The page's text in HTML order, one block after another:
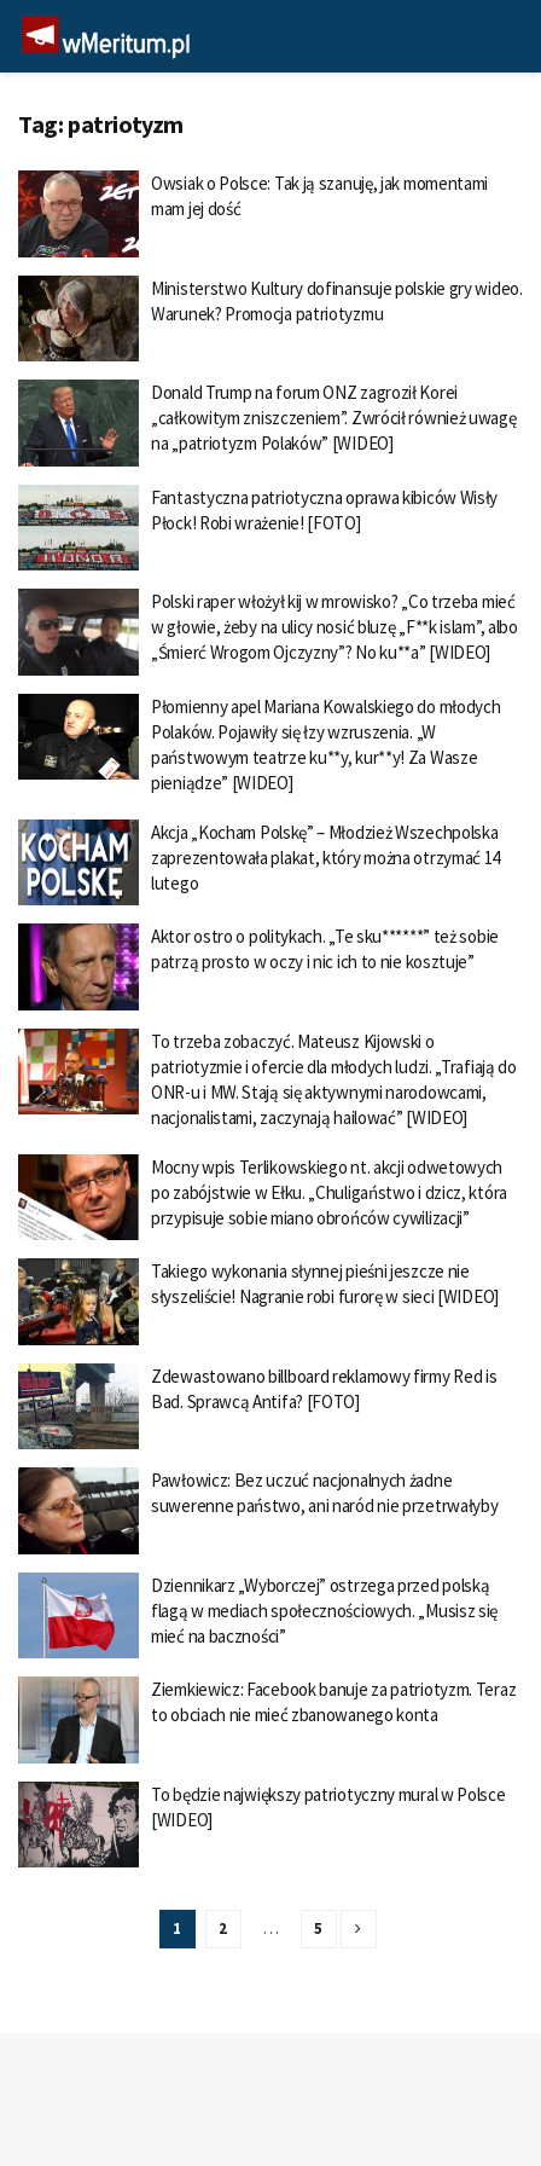
Tag: patriotyzm
Owsiak o Polsce: Tak ją szanuję, jak momentami
mam jej dość
Ministerstwo Kultury dofinansuje polskie gry wideo.
Warunek? Promocja patriotyzmu
Donald Trump na forum ONZ zagroził Korei
„całkowitym zniszczeniem”. Zwrócił również uwagę
na „patriotyzm Polaków” [WIDEO]
Fantastyczna patriotyczna oprawa kibiców Wisły
Płock! Robi wrażenie! [FOTO]
Polski raper włożył kij w mrowisko? „Co trzeba mieć
w głowie, żeby na ulicy nosić bluzę „F**k islam”, albo
„Śmierć Wrogom Ojczyzny”? No ku**a” [WIDEO]
Płomienny apel Mariana Kowalskiego do młodych
Polaków. Pojawiły się łzy wzruszenia. „W
państwowym teatrze ku**y, kur**y! Za Wasze
pieniądze” [WIDEO]
Akcja „Kocham Polskę” – Młodzież Wszechpolska
zaprezentowała plakat, który można otrzymać 14
lutego
Aktor ostro o politykach. „Te sku******” też sobie
patrzą prosto w oczy i nic ich to nie kosztuje”
To trzeba zobaczyć. Mateusz Kijowski o
patriotyzmie i ofercie dla młodych ludzi. „Trafiają do
ONR-u i MW. Stają się aktywnymi narodowcami,
nacjonalistami, zaczynają hailować” [WIDEO]
Mocny wpis Terlikowskiego nt. akcji odwetowych
po zabójstwie w Ełku. „Chuligaństwo i dzicz, która
przypisuje sobie miano obrońców cywilizacji”
Takiego wykonania słynnej pieśni jeszcze nie
słyszeliście! Nagranie robi furorę w sieci [WIDEO]
Zdewastowano billboard reklamowy firmy Red is
Bad. Sprawcą Antifa? [FOTO]
Pawłowicz: Bez uczuć nacjonalnych żadne
suwerenne państwo, ani naród nie przetrwałyby
Dziennikarz „Wyborczej” ostrzega przed polską
flagą w mediach społecznościowych. „Musisz się
mieć na baczności”
Ziemkiewicz: Facebook banuje za patriotyzm. Teraz
to obciach nie mieć zbanowanego konta
To będzie największy patriotyczny mural w Polsce
[WIDEO]
1 2 … 5